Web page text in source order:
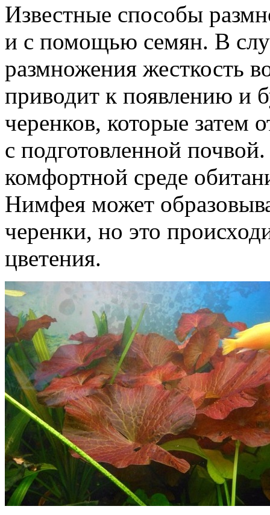
Известные способы
и с помощью семян. В
размножения жесткость
приводит к появлению и
черенков, которые затем
с подготовленной
комфортной среде
Нимфея может
черенки, но это
цветения.